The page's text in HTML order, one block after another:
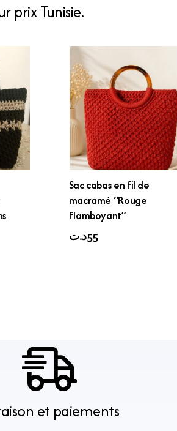
prix Tunisie.
Sac cabas en fil de
macramé “Rouge
Flamboyant”
55د.ت
et paiements